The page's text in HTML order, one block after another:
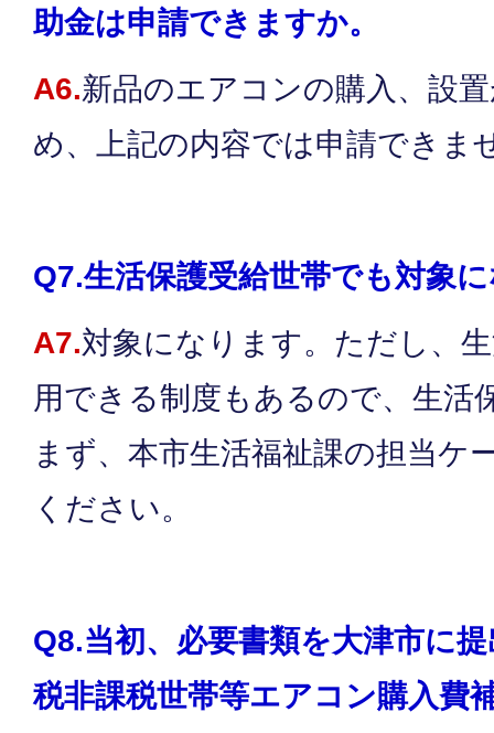
助金は申請できますか。
A6.新品のエアコンの購入、設
め、上記の内容では申請できま
Q7.生活保護受給世帯でも対象
A7.対象になります。ただし、
用できる制度もあるので、生活
まず、本市生活福祉課の担当ケ
ください。
Q8.当初、必要書類を大津市に
税非課税世帯等エアコン購入費